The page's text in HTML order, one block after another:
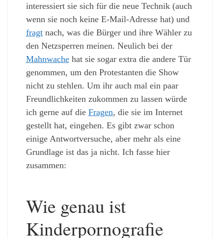
interessiert sie sich für die neue Technik (auch
wenn sie noch keine E-Mail-Adresse hat) und
fragtnach, was die Bürger und ihre Wähler zu
den Netzsperren meinen. Neulich bei der
Mahnwachehat sie sogar extra die andere Tür
genommen, um den Protestanten die Show
nicht zu stehlen. Um ihr auch mal ein paar
Freundlichkeiten zukommen zu lassen würde
ich gerne auf die Fragen, die sie im Internet
gestellt hat, eingehen. Es gibt zwar schon
einige Antwortversuche, aber mehr als eine
Grundlage ist das ja nicht. Ich fasse hier
zusammen:
Wie genau ist
Kinderpornografie